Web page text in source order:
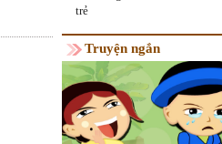
trẻ
Truyện ngắn